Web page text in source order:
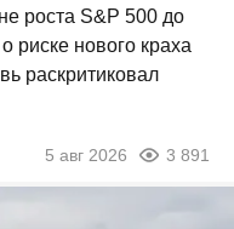
роста S&P 500 до
риске нового краха
раскритиковал
5 авг 2026 3 891